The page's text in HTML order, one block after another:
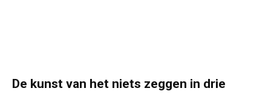
De kunst van het niets zeggen in drie